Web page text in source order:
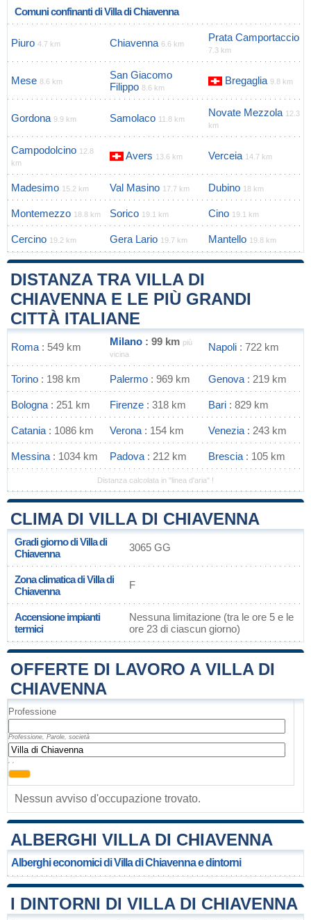
Comuni confinanti di Villa di Chiavenna
Piuro 4.7 km Chiavenna 6.6 km
Prata Camportaccio
7.3 km
Mese 8.6 km
San Giacomo
Filippo 8.6 km
Bregaglia 9.8 km
Gordona 9.9 km Samolaco 11.8 km
Novate Mezzola 12.3
km
Campodolcino 12.8
km
Avers 13.6 km Verceia 14.7 km
Madesimo 15.2 km Val Masino 17.7 km Dubino 18 km
Montemezzo 18.8 km Sorico 19.1 km Cino 19.1 km
Cercino 19.2 km Gera Lario 19.7 km Mantello 19.8 km
DISTANZA TRA VILLA DI
CHIAVENNA E LE PIÙ GRANDI
CITTÀ ITALIANE
Roma : 549 km Milano : 99 km più
vicina
Napoli : 722 km
Torino : 198 km Palermo : 969 km Genova : 219 km
Bologna : 251 km Firenze : 318 km Bari : 829 km
Catania : 1086 km Verona : 154 km Venezia : 243 km
Messina : 1034 km Padova : 212 km Brescia : 105 km
Distanza calcolata in "linea d'aria" !
CLIMA DI VILLA DI CHIAVENNA
Gradi giorno di Villa di
Chiavenna
3065 GG
Zona climatica di Villa di
Chiavenna
F
Accensione impianti
termici
Nessuna limitazione (tra le ore 5 e le
ore 23 di ciascun giorno)
OFFERTE DI LAVORO A VILLA DI
CHIAVENNA
Professione
Professione, Parole, società
, ,
Nessun avviso d'occupazione trovato.
ALBERGHI VILLA DI CHIAVENNA
Alberghi economici di Villa di Chiavenna e dintorni
I DINTORNI DI VILLA DI CHIAVENNA